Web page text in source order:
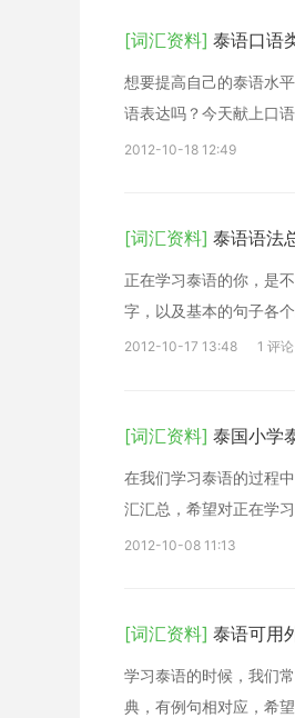
[词汇资料] 泰语口语
想要提高自己的泰语水
语表达吗？今天献上口
2012-10-18 12:49
[词汇资料] 泰语语法
正在学习泰语的你，是
字，以及基本的句子各
2012-10-17 13:48 1 评论
[词汇资料] 泰国小学
在我们学习泰语的过程
汇汇总，希望对正在学
2012-10-08 11:13
[词汇资料] 泰语可用
学习泰语的时候，我们
典，有例句相对应，希